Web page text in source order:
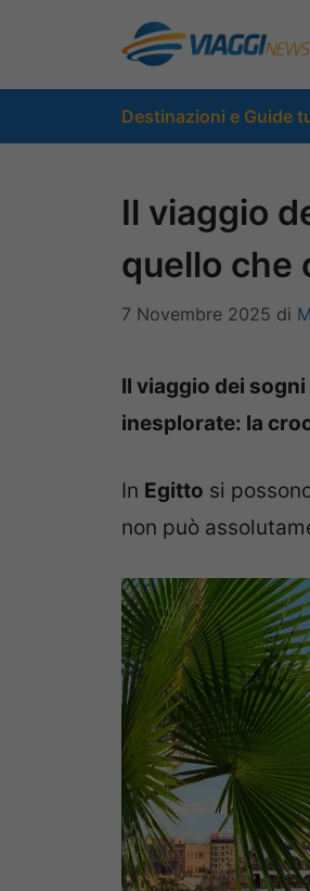
contenuto
Destinazioni e Guide
Il viaggio
quello che
7 Novembre 2025 di
Il viaggio dei
inesplorate: la
In Egitto si
non può